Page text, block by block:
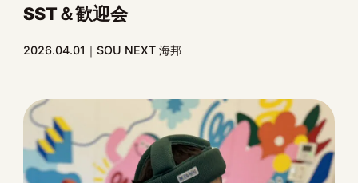
SST＆歓迎会
2026.04.01 SOU NEXT 海邦